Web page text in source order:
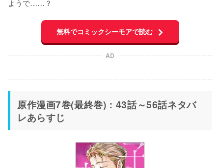
ようで……？
無料でコミックシーモアで読む
AD
原作漫画7巻(最終巻)：43話～56話ネタバ
レあらすじ